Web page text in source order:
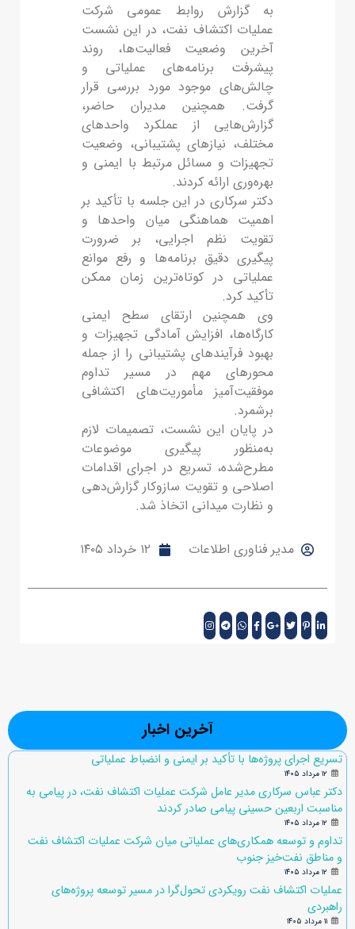
به گزارش روابط عمومی شرکت
عملیات اکتشاف نفت، در این نشست
آخرین وضعیت فعالیت‌ها، روند
پیشرفت برنامه‌های عملیاتی و
چالش‌های موجود مورد بررسی قرار
گرفت. همچنین مدیران حاضر،
گزارش‌هایی از عملکرد واحدهای
مختلف، نیازهای پشتیبانی، وضعیت
تجهیزات و مسائل مرتبط با ایمنی و
بهره‌وری ارائه کردند.
دکتر سرکاری در این جلسه با تأکید بر
اهمیت هماهنگی میان واحدها و
تقویت نظم اجرایی، بر ضرورت
پیگیری دقیق برنامه‌ها و رفع موانع
عملیاتی در کوتاه‌ترین زمان ممکن
تأکید کرد.
وی همچنین ارتقای سطح ایمنی
کارگاه‌ها، افزایش آمادگی تجهیزات و
بهبود فرآیندهای پشتیبانی را از جمله
محورهای مهم در مسیر تداوم
موفقیت‌آمیز مأموریت‌های اکتشافی
برشمرد.
در پایان این نشست، تصمیمات لازم
به‌منظور پیگیری موضوعات
مطرح‌شده، تسریع در اجرای اقدامات
اصلاحی و تقویت سازوکار گزارش‌دهی
و نظارت میدانی اتخاذ شد.
مدیر فناوری اطلاعات ۱۲ خرداد ۱۴۰۵
آخرین اخبار
تسریع اجرای پروژه‌ها با تأکید بر ایمنی و انضباط عملیاتی
۱۲ مرداد ۱۴۰۵
دکتر عباس سرکاری مدیر عامل شرکت عملیات اکتشاف نفت، در پیامی به
مناسبت اربعین حسینی پیامی صادر کردند
۱۲ مرداد ۱۴۰۵
تداوم و توسعه همکاری‌های عملیاتی میان شرکت عملیات اکتشاف نفت
و مناطق نفت‌خیز جنوب
۱۲ مرداد ۱۴۰۵
عملیات اکتشاف نفت رویکردی تحول‌گرا در مسیر توسعه پروژه‌های
راهبردی
۱۱ مرداد ۱۴۰۵